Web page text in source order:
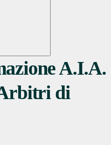
A.I.A.
di